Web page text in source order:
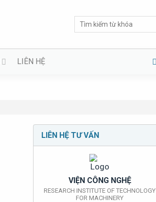
Tìm
kiếm:
LIÊN HỆ
LIÊN HỆ TƯ VẤN
VIỆN CÔNG NGHỆ
RESEARCH INSTITUTE OF TECHNOLOGY
FOR MACHINERY